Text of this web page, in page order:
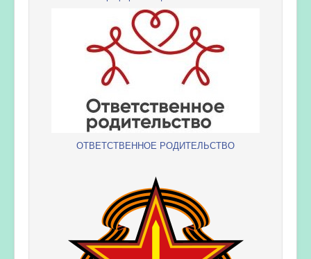
ОТВЕТСТВЕННОЕ РОДИТЕЛЬСТВО